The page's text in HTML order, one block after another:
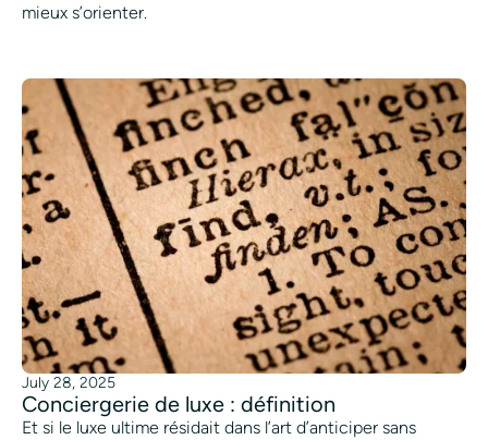
mieux s’orienter.
July 28, 2025
Conciergerie de luxe : définition
Et si le luxe ultime résidait dans l’art d’anticiper sans